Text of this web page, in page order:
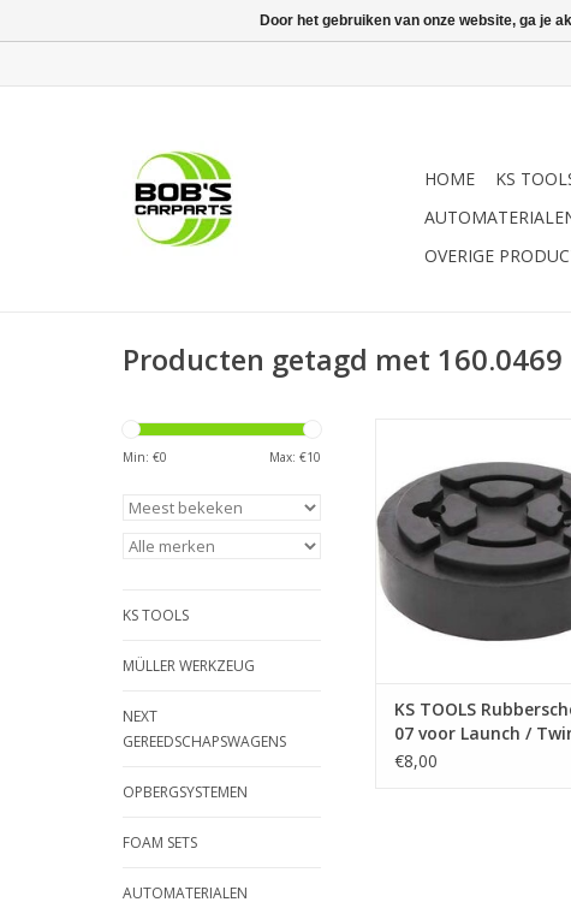
HOME KS
OVERIGE
Producten getagd met 160.0469
Min: €0 Max: €10
KS TOOLS
MÜLLER WERKZEUG
NEXT
GEREEDSCHAPSWAGENS
OPBERGSYSTEMEN
FOAM SETS
AUTOMATERIALEN
5 | - optimale
- bijzonder robuuste
- Levering per stuk | - Van
met metalen ring
TOEVOEGEN AAN
KS TOOLS
07 voor Launch /
Busch / RP Tools
€8,00
Door het gebruiken van onze website, ga je